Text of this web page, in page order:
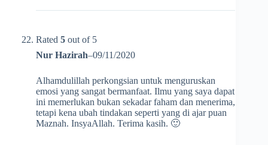
Rated 5 out of 5
Nur Hazirah–09/11/2020
Alhamdulillah perkongsian untuk menguruskan
emosi yang sangat bermanfaat. Ilmu yang saya dapat
ini memerlukan bukan sekadar faham dan menerima,
tetapi kena ubah tindakan seperti yang di ajar puan
Maznah. InsyaAllah. Terima kasih. 🙂